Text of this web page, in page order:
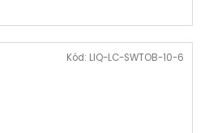
Kód: LIQ-LC-SWTOB-10-6